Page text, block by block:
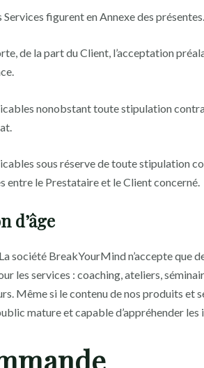
figurent en Annexe des présentes.
de la part du Client, l’acceptation
nonobstant toute stipulation
sous réserve de toute stipulation
entre le Prestataire et le Client concerné.
d’âge
société BreakYourMind n’accepte que
les services : coaching, ateliers,
Même si le contenu de nos produits et
mature et capable d’appréhender